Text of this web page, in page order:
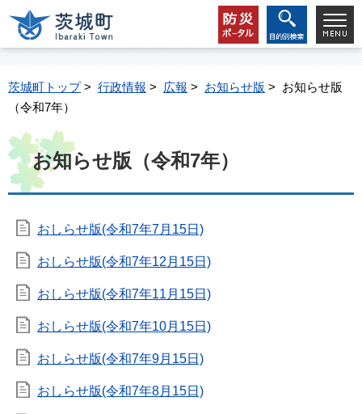
茨城町トップ> 行政情報 > 広報 > お知らせ版 > お知らせ版
（令和7年）
お知らせ版（令和7年）
おしらせ版(令和7年7月15日)
おしらせ版(令和7年12月15日)
おしらせ版(令和7年11月15日)
おしらせ版(令和7年10月15日)
おしらせ版(令和7年9月15日)
おしらせ版(令和7年8月15日)